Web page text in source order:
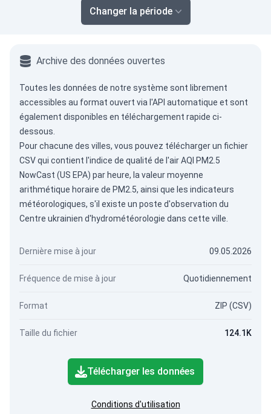
Changer la période
Archive des données ouvertes
Toutes les données de notre système sont librement
accessibles au format ouvert via l'API automatique et sont
également disponibles en téléchargement rapide ci-
dessous.
Pour chacune des villes, vous pouvez télécharger un fichier
CSV qui contient l'indice de qualité de l'air AQI PM2.5
NowCast (US EPA) par heure, la valeur moyenne
arithmétique horaire de PM2.5, ainsi que les indicateurs
météorologiques, s'il existe un poste d'observation du
Centre ukrainien d'hydrométéorologie dans cette ville.
Dernière mise à jour 09.05.2026
Fréquence de mise à jour Quotidiennement
Format ZIP (CSV)
Taille du fichier 124.1K
Télécharger les données
Conditions d'utilisation